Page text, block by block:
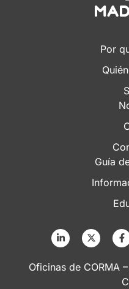
Por
Guía
Oficinas de CORMA